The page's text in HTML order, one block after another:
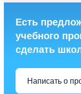
Есть
учебного
сделать
Написать о